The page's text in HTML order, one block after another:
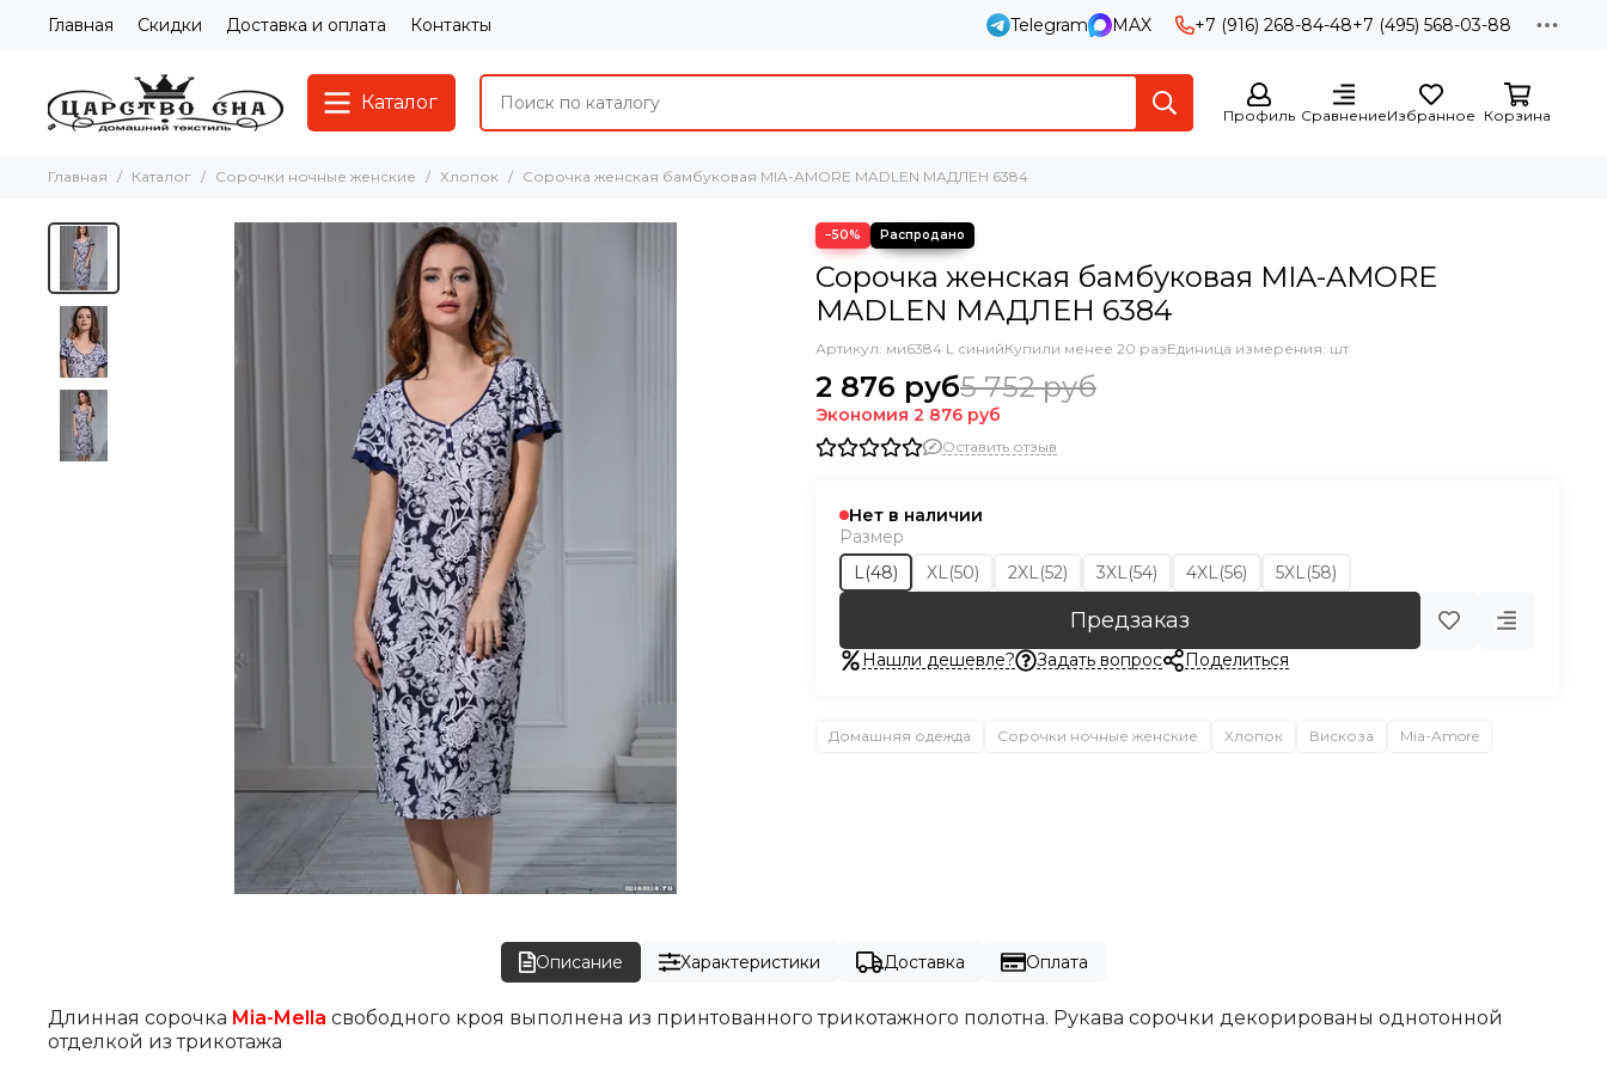
Главная Скидки Доставка и оплата Контакты Telegram MAX +7 (916) 268-84-48+7 (495) 568-03-88
Каталог
Профиль СравнениеИзбранное Корзина
Главная Каталог Сорочки ночные женские Хлопок Сорочка женская бамбуковая MIA-AMORE MADLEN МАДЛЕН 6384
−50%
Сорочка женская бамбуковая MIA-AMORE
MADLEN МАДЛЕН 6384
Артикул: ми6384 L синийКупили менее 20 разЕдиница измерения: шт
2 876 руб5 752 руб
Экономия 2 876 руб
Оставить отзыв
Нет в наличии
Размер
L(48)
XL(50) 2XL(52) 3XL(54) 4XL(56) 5XL(58)
Предзаказ
Нашли дешевле? Задать вопрос Поделиться
Домашняя одежда Сорочки ночные женские Хлопок Вискоза Mia-Amore
Описание Характеристики Доставка Оплата
Длинная сорочка Mia-Mella свободного кроя выполнена из принтованного трикотажного полотна. Рукава сорочки декорированы однотонной
отделкой из трикотажа